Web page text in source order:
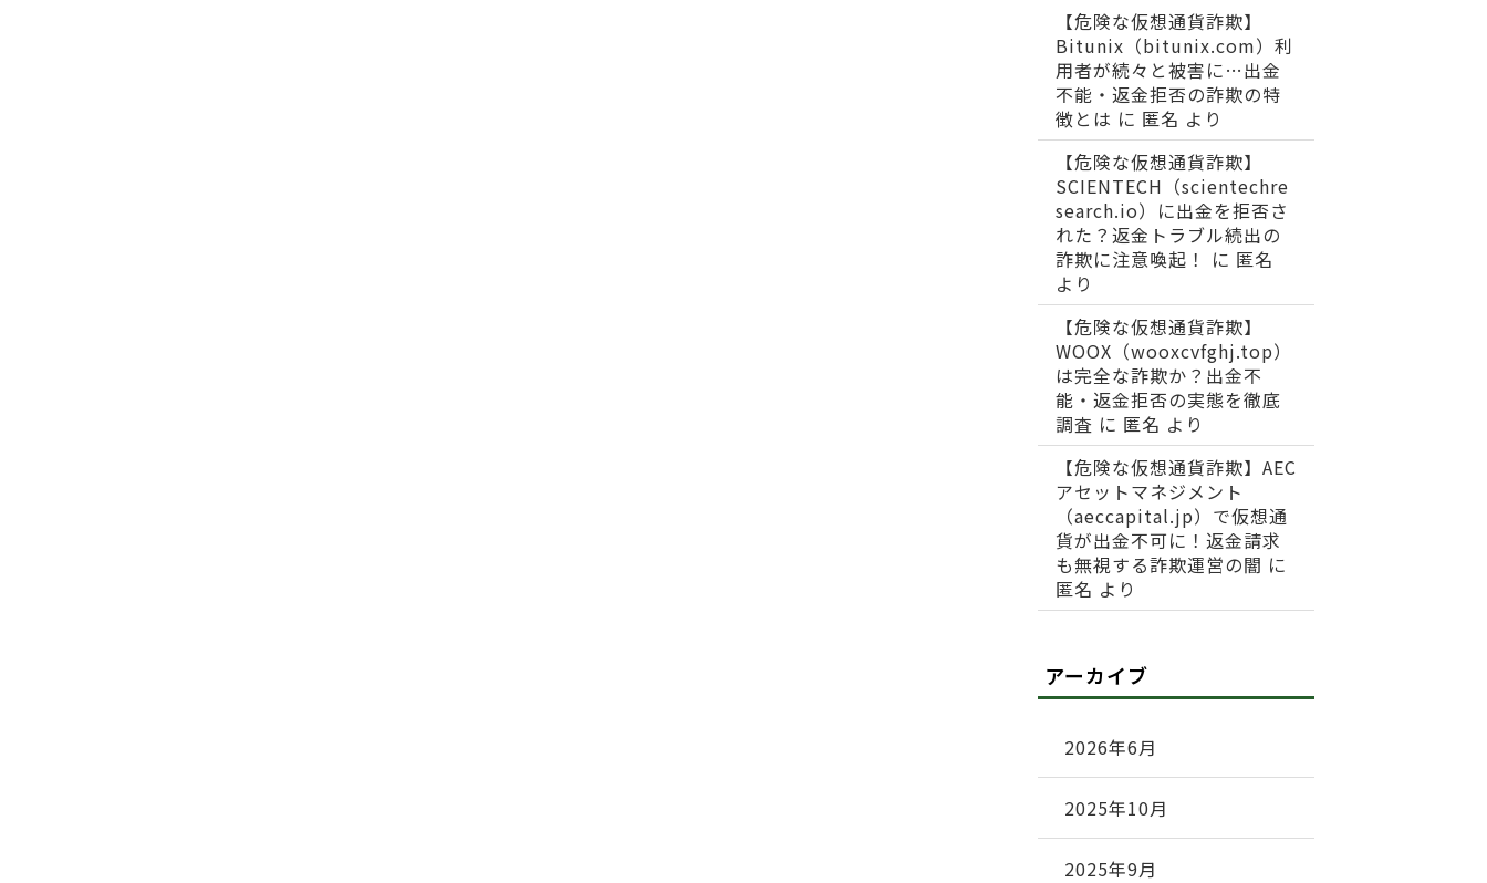
【危険な仮想通貨詐欺】
Bitunix（bitunix.com）利
用者が続々と被害に…出金
不能・返金拒否の詐欺の特
徴とは に 匿名 より
【危険な仮想通貨詐欺】
SCIENTECH（scientechre
search.io）に出金を拒否さ
れた？返金トラブル続出の
詐欺に注意喚起！
に 匿名
より
【危険な仮想通貨詐欺】
WOOX（wooxcvfghj.top）
は完全な詐欺か？出金不
能・返金拒否の実態を徹底
調査 に 匿名 より
【危険な仮想通貨詐欺】AEC
アセットマネジメント
（aeccapital.jp）で仮想通
貨が出金不可に！返金請求
も無視する詐欺運営の闇 に
匿名 より
アーカイブ
2026年6月
2025年10月
2025年9月